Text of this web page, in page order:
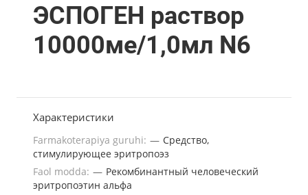
ЭСПОГЕН раствор
10000ме/1,0мл N6
Характеристики
Farmakoterapiya guruhi: — Средство,
стимулирующее эритропоэз
Faol modda: — Рекомбинантный человеческий
эритропоэтин альфа